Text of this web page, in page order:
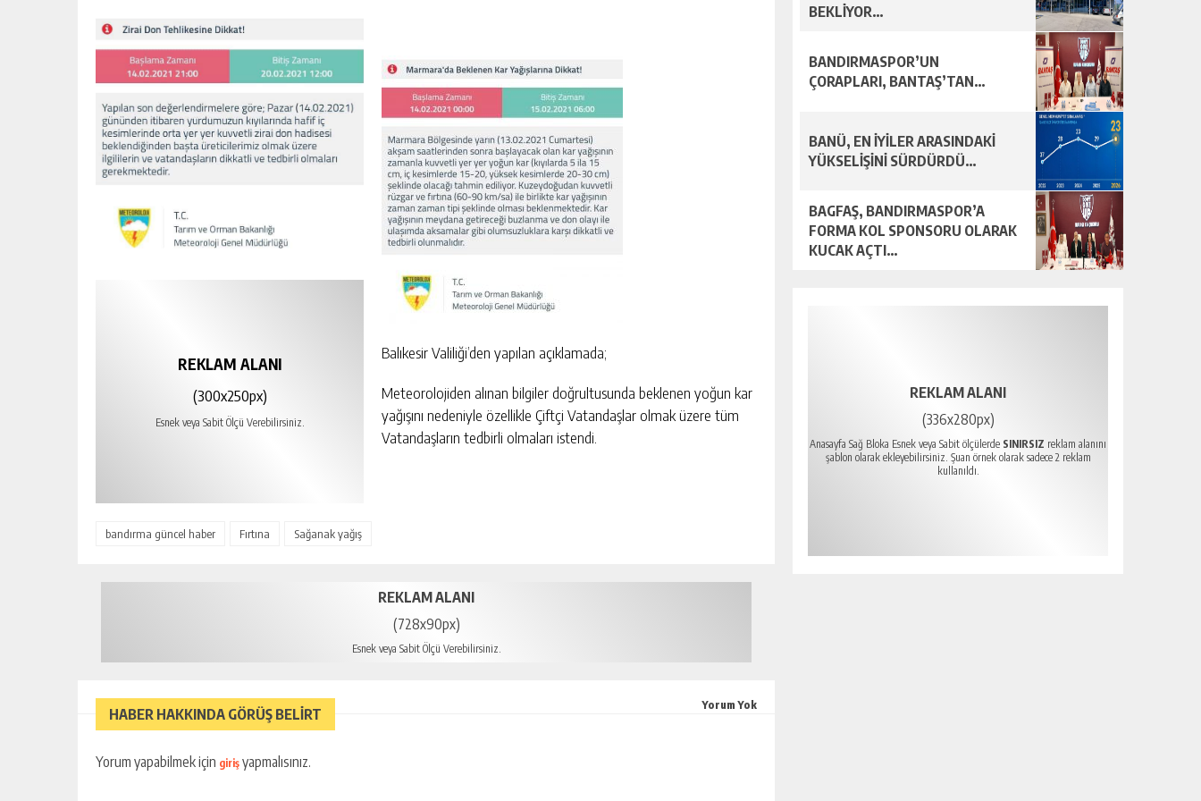
REKLAM ALANI
(300x250px)
Esnek veya Sabit Ölçü Verebilirsiniz.
Balıkesir Valiliği’den yapılan açıklamada;
Meteorolojiden alınan bilgiler doğrultusunda beklenen yoğun kar
yağışını nedeniyle özellikle Çiftçi Vatandaşlar olmak üzere tüm
Vatandaşların tedbirli olmaları istendi.
bandırma güncel haber Fırtına Sağanak yağış
REKLAM ALANI
(728x90px)
Esnek veya Sabit Ölçü Verebilirsiniz.
HABER HAKKINDA GÖRÜŞ BELİRT
Yorum Yok
Yorum yapabilmek için giriş yapmalısınız.
BEKLİYOR…
BANDIRMASPOR’UN
ÇORAPLARI, BANTAŞ’TAN…
BANÜ, EN İYİLER ARASINDAKİ
YÜKSELİŞİNİ SÜRDÜRDÜ…
BAGFAŞ, BANDIRMASPOR’A
FORMA KOL SPONSORU OLARAK
KUCAK AÇTI…
REKLAM ALANI
(336x280px)
Anasayfa Sağ Bloka Esnek veya Sabit ölçülerde SINIRSIZ reklam alanını
şablon olarak ekleyebilirsiniz. Şuan örnek olarak sadece 2 reklam
kullanıldı.